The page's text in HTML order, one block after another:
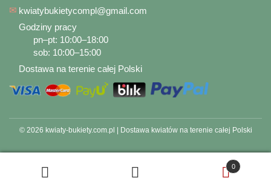
✉ kwiatybukietycompl@gmail.com
Godziny pracy
pn–pt: 10:00–18:00
sob: 10:00–15:00
Dostawa na terenie całej Polski
0
© 2026 kwiaty-bukiety.com.pl | Dostawa kwiatów na terenie całej Polski